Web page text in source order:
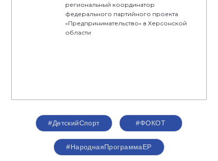
региональный координатор
федерального партийного проекта
«Предпринимательство» в Херсонской
области
#ДетскийСпорт #ФОКОТ
#НароднаяПрограммаЕР